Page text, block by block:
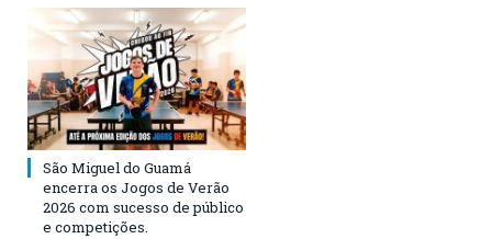
São Miguel do Guamá
encerra os Jogos de Verão
2026 com sucesso de público
e competições.